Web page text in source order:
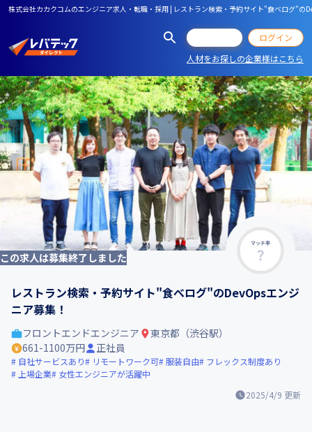
株式会社カカクコムのエンジニア求人・転職・採用 | レストラン検索・予約サイト"食べログ"の
ログイン
人材をお探しの企業様はこちら
マッチ率
この求人は募集終了しました
レストラン検索・予約サイト"食べログ"のDevOpsエンジ
ニア募集！
2025/4/9 更新
フロントエンドエンジニア
東京都（渋谷駅）
661-1100万円
正社員
自社サービスあり リモートワーク可 服装自由
フレックス制度あり
上場企業
女性エンジニアが活躍中